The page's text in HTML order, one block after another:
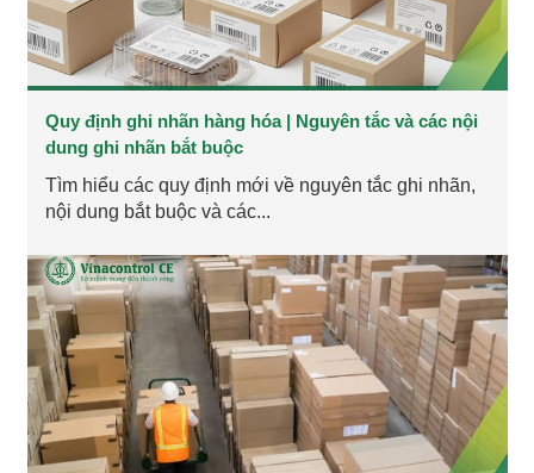
Quy định ghi nhãn hàng hóa | Nguyên tắc và các nội
dung ghi nhãn bắt buộc
Tìm hiểu các quy định mới về nguyên tắc ghi nhãn,
nội dung bắt buộc và các...